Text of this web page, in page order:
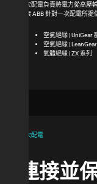
一次配電負責將電力從高
探索 ABB 針對一次配電所
空氣絕緣 | UniGear
空氣絕緣 |
氣體絕緣 | ZX 系列
二次配電
連接並